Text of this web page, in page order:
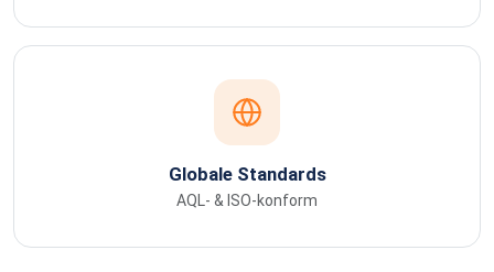
Globale Standards
AQL- & ISO-konform